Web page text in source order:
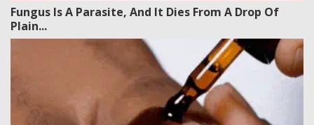
Fungus Is A Parasite, And It Dies From A Drop Of
Plain...